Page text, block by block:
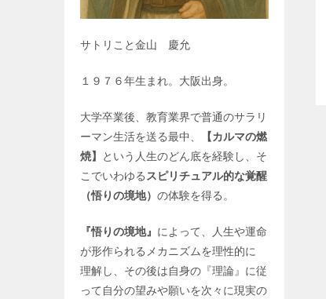
サトリこと金山 慶允
１９７６年生まれ。大阪出身。
大学卒業後、教育業界で普通のサラリ
ーマン生活を送る最中、
【カルマの燃
焼】
という人生のどん底を経験し、そ
こでいわゆる スピリチュアル的な覚醒
（悟りの境地） の体験を得る。
『悟りの境地』 によって、人生や運命
が形作られるメカニズムを理性的に
理解し、その後は自身の『理論』に従
って自分の望みや願いを次々に現実の